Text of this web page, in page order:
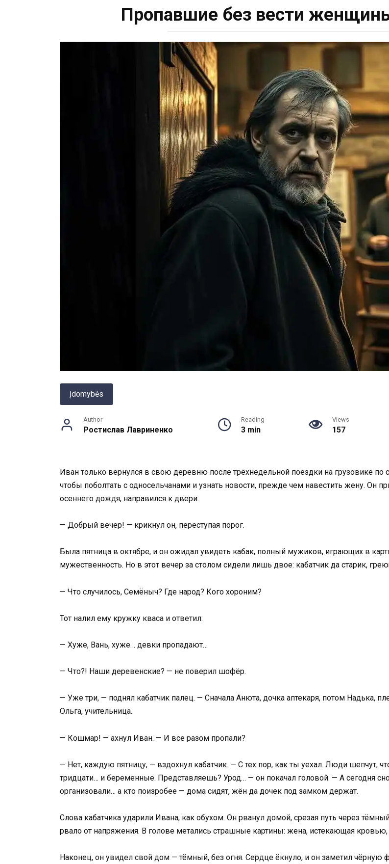
Пропавшие без вести
Įdomybės
Author
Ростислав Лавриненко
Reading
3 min
Views
157
Иван только вернулся в свою деревню после трёхнедельной поездки на грузовике
чтобы поболтать с односельчанами и узнать новости, прежде чем навестить жену. Он
осеннего дождя, направился к двери.
— Добрый вечер! — крикнул он, переступая порог.
Была пятница в октябре, и он ожидал увидеть кабак, полный мужиков, играющих в
мужественность. Но в этот вечер за столом сидели лишь двое: кабатчик да старик,
— Что случилось, Семёныч? Где народ? Кого хороним?
Тот налил ему кружку кваса и ответил:
— Хуже, Вань, хуже… девки пропадают…
— Что?! Наши деревенские? — не поверил шофёр.
— Уже три, — поднял кабатчик палец. — Сначала Анюта, дочка аптекаря, потом Надька,
Ольга, учительница.
— Кошмар! — ахнул Иван. — И все разом пропали?
— Нет, каждую пятницу, — вздохнул кабатчик. — С тех пор, как ты уехал. Люди шепчут,
тридцати… и беременные. Представляешь? Урод… — он покачал головой. — А сегодня
организовали… а кто поизробее — дома сидят, жён да дочек под замком держат.
Слова кабатчика ударили Ивана, как обухом. Он рванул домой, срезая путь через
рвало от напряжения. В голове метались страшные картины: жена, истекающая
Наконец, он увидел свой дом — тёмный, без огня. Сердце ёкнуло, и он заметил